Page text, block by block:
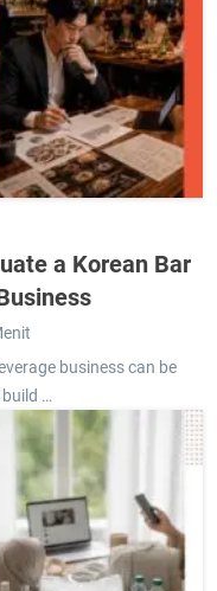
a Korean Bar
business can be
…